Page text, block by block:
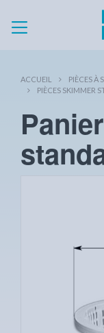
ACCUEIL PIÈCES À
PIÈCES SKIMMER